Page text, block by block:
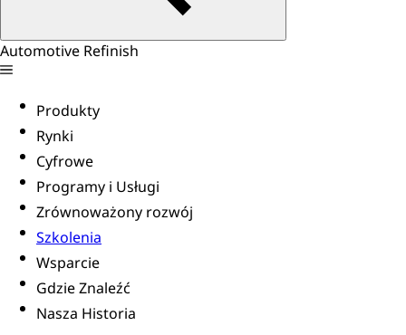
Automotive Refinish
Produkty
Rynki
Cyfrowe
Programy i Usługi
Zrównoważony rozwój
Szkolenia
Wsparcie
Gdzie Znaleźć
Nasza Historia